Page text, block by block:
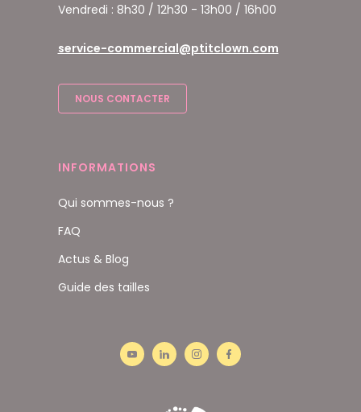
Vendredi : 8h30 / 12h30 - 13h00 / 16h00
service-commercial@ptitclown.com
NOUS CONTACTER
INFORMATIONS
Qui sommes-nous ?
FAQ
Actus & Blog
Guide des tailles